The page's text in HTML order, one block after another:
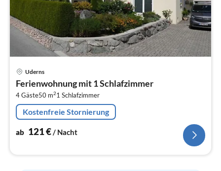
Uderns
Ferienwohnung mit 1 Schlafzimmer
4 Gäste50 m21 Schlafzimmer
Kostenfreie Stornierung
ab 121€/ Nacht